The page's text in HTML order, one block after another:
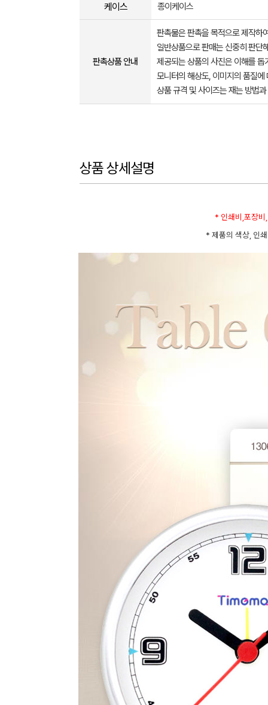
케이스 종이케이스
판촉상품 안내
판촉물은 판촉을 목적으로 제작하
일반상품으로 판매는 신중히 판단
제공되는 상품의 사진은 이해를
모니터의 해상도, 이미지의 품질
상품 규격 및 사이즈는 재는 방법
상품 상세설명
* 인쇄비,포장비
* 제품의 색상, 인